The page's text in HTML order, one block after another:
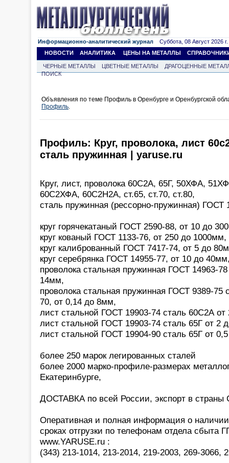
Информационно-аналитический журнал Суббота, 08 Август 2026 г.
НОВОСТИ
АНАЛИТИКА ЦЕНЫ НА МЕТАЛЛЫ
ЧЕРНЫЕ МЕТАЛЛЫ ЦВЕТНЫЕ МЕТАЛЛЫ
ДРАГОЦЕННЫЕ
ПОИСК
Объявления по теме Профиль в Оренбурге и Оренбургской
Профиль.
Профиль: Круг, проволока, лист
сталь пружинная | yaruse.ru
Круг, лист, проволока 60С2А, 65Г, 50ХФА,
60С2ХФА, 60С2Н2А, ст.65, ст.70, ст.80,
сталь пружинная (рессорно-пружинная) ГОСТ
круг горячекатаный ГОСТ 2590-88, от 10 до
круг кованый ГОСТ 1133-76, от 250 до 1000мм,
круг калиброванный ГОСТ 7417-74, от 5 до
круг серебрянка ГОСТ 14955-77, от 10 до
проволока стальная пружинная ГОСТ 14963-
14мм,
проволока стальная пружинная ГОСТ 9389-75
70, от 0,14 до 8мм,
лист стальной ГОСТ 19903-74 сталь 60С2А
лист стальной ГОСТ 19903-74 сталь 65Г от 2
лист стальной ГОСТ 19904-90 сталь 65Г от
более 250 марок легированных сталей
более 2000 марко-профиле-размерах
Екатеринбурге,
ДОСТАВКА по всей России, экспорт в страны
Оперативная и полная информация о
сроках отгрузки по телефонам отдела
www.YARUSE.ru :
(343) 213-1014, 213-2014, 219-2003, 269-3066,